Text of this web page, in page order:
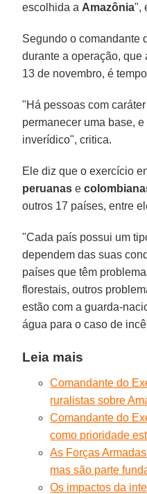
escolhida a Amazônia",
Segundo o comandante
durante a operação, que
13 de novembro, é
"Há pessoas com
permanecer uma base,
inverídico", critica.
Ele diz que o exercício
peruanase
outros 17 países, entre
"Cada país possui um
dependem das suas
países que têm
florestais, outros
estão com a guarda-
água para o caso de
Leia mais
Comandante do
ruralistas sobre
Comandante do
como prioridade
As Forças
mas são parte
Os impactos da